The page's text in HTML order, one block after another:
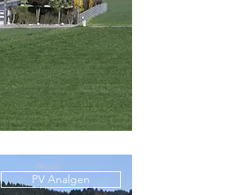
PV Analgen